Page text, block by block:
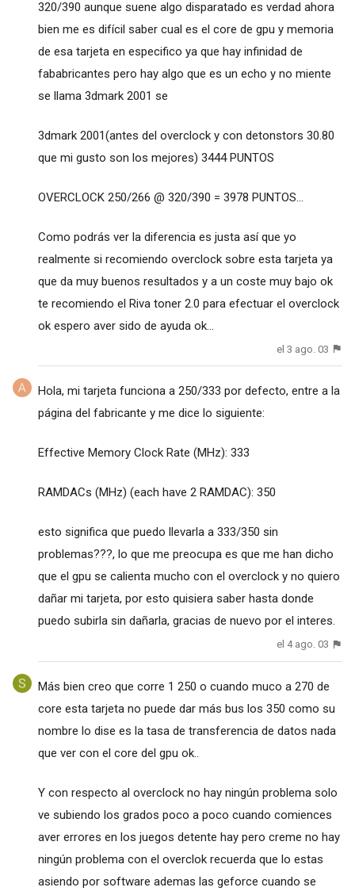
320/390 aunque suene algo disparatado es verdad ahora
bien me es difícil saber cual es el core de gpu y memoria
de esa tarjeta en especifico ya que hay infinidad de
fababricantes pero hay algo que es un echo y no miente
se llama 3dmark 2001 se
3dmark 2001(antes del overclock y con detonstors 30.80
que mi gusto son los mejores) 3444 PUNTOS
OVERCLOCK 250/266 @ 320/390 = 3978 PUNTOS...
Como podrás ver la diferencia es justa así que yo
realmente si recomiendo overclock sobre esta tarjeta ya
que da muy buenos resultados y a un coste muy bajo ok
te recomiendo el Riva toner 2.0 para efectuar el overclock
ok espero aver sido de ayuda ok...
el 3 ago. 03
Hola, mi tarjeta funciona a 250/333 por defecto, entre a la
página del fabricante y me dice lo siguiente:
Effective Memory Clock Rate (MHz): 333
RAMDACs (MHz) (each have 2 RAMDAC): 350
esto significa que puedo llevarla a 333/350 sin
problemas???, lo que me preocupa es que me han dicho
que el gpu se calienta mucho con el overclock y no quiero
dañar mi tarjeta, por esto quisiera saber hasta donde
puedo subirla sin dañarla, gracias de nuevo por el interes.
el 4 ago. 03
Más bien creo que corre 1 250 o cuando muco a 270 de
core esta tarjeta no puede dar más bus los 350 como su
nombre lo dise es la tasa de transferencia de datos nada
que ver con el core del gpu ok..
Y con respecto al overclock no hay ningún problema solo
ve subiendo los grados poco a poco cuando comiences
aver errores en los juegos detente hay pero creme no hay
ningún problema con el overclok recuerda que lo estas
asiendo por software ademas las geforce cuando se